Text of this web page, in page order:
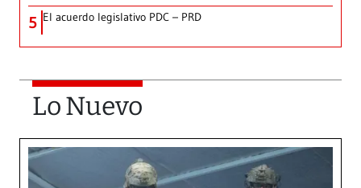
5 El acuerdo legislativo PDC – PRD
Lo Nuevo